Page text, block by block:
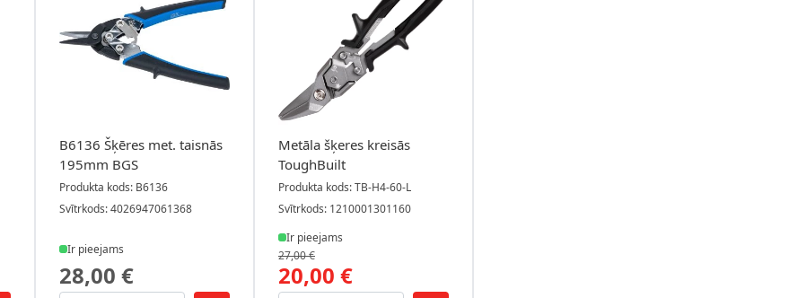
B6136 Šķēres met. taisnās
195mm BGS
Produkta kods: B6136
Svītrkods: 4026947061368
Ir pieejams
28,00 €
Metāla šķeres kreisās
ToughBuilt
Produkta kods: TB-H4-60-L
Svītrkods: 1210001301160
Ir pieejams
20,00 €
27,00 €